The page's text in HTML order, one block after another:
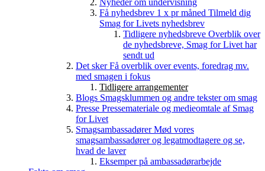
Nyheder om undervisning
Få nyhedsbrev 1 x pr måned Tilmeld dig
Smag for Livets nyhedsbrev
Tidligere nyhedsbreve Overblik over
de nyhedsbreve, Smag for Livet har
sendt ud
Det skerFå overblik over events, foredrag mv.
med smagen i fokus
Tidligere arrangementer
Blogs Smagsklummen og andre tekster om smag
Presse Pressemateriale og medieomtale af Smag
for Livet
SmagsambassadørerMød vores
smagsambassadører og legatmodtagere og se,
hvad de laver
Eksemper på ambassadørarbejde